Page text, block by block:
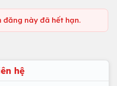
đăng này đã hết hạn.
hệ